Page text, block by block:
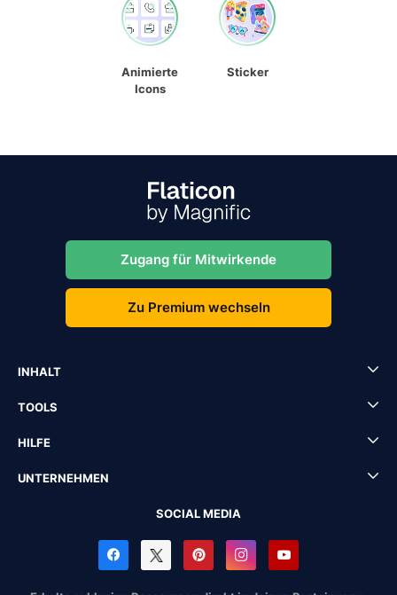
Animierte
Icons
Sticker
Zugang für Mitwirkende
Zu Premium wechseln
INHALT
TOOLS
HILFE
UNTERNEHMEN
SOCIAL MEDIA